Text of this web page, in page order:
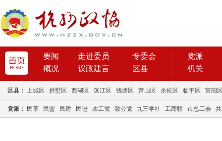
要闻 走进委员
专委会
概况
议政建言 区县
党派
机关
区县： 上城区 拱墅区 西湖区 滨江区 钱塘区 萧山区 余杭区 临平区 富阳
党派： 民革 民盟 民建 民进 农工党 致公党 九三学社 工商联 市总工会